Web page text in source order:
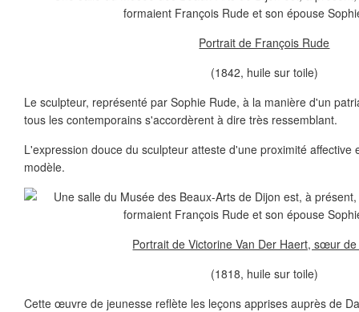
Portrait de François Rude
(1842, huile sur toile)
Le sculpteur, représenté par Sophie Rude, à la manière d'un
tous les contemporains s'accordèrent à dire très ressemblant.
L'expression douce du sculpteur atteste d'une proximité affective
modèle.
Portrait de Victorine Van Der Haert, sœur
(1818, huile sur toile)
Cette œuvre de jeunesse reflète les leçons apprises auprès de